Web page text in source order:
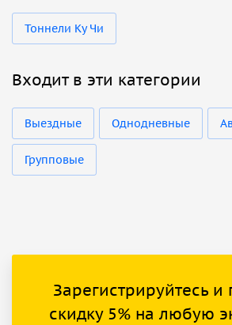
Тоннели Ку Чи
Входит в эти категории
Выездные Однодневные
Групповые
Зарегистрируйтесь и
скидку 5% на любую